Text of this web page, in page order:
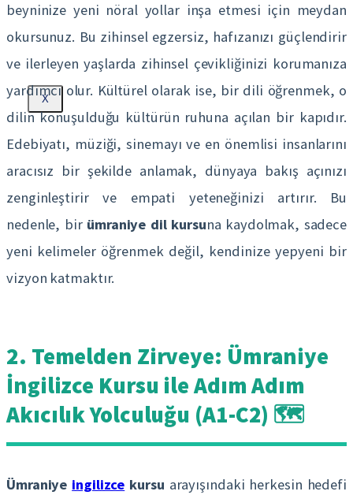
X
beyninize yeni nöral yollar inşa etmesi için meydan
okursunuz. Bu zihinsel egzersiz, hafızanızı güçlendirir
ve ilerleyen yaşlarda zihinsel çevikliğinizi korumanıza
yardımcı olur. Kültürel olarak ise, bir dili öğrenmek, o
dilin konuşulduğu kültürün ruhuna açılan bir kapıdır.
Edebiyatı, müziği, sinemayı ve en önemlisi insanlarını
aracısız bir şekilde anlamak, dünyaya bakış açınızı
zenginleştirir ve empati yeteneğinizi artırır. Bu
nedenle, bir ümraniye dil kursuna kaydolmak, sadece
yeni kelimeler öğrenmek değil, kendinize yepyeni bir
vizyon katmaktır.
2. Temelden Zirveye: Ümraniye
İngilizce Kursu ile Adım Adım
Akıcılık Yolculuğu (A1-C2) 🗺️
Ümraniye ingilizce kursu arayışındaki herkesin hedefi